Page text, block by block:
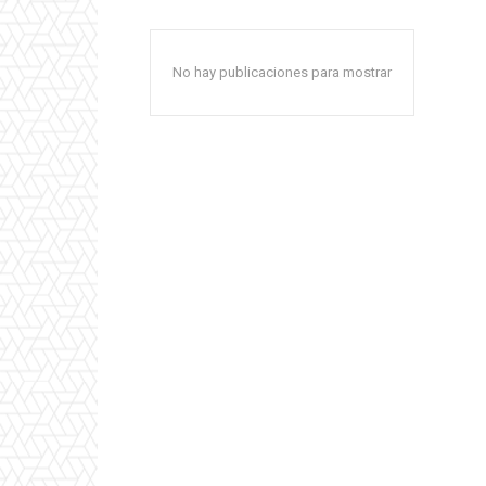
No hay publicaciones para mostrar